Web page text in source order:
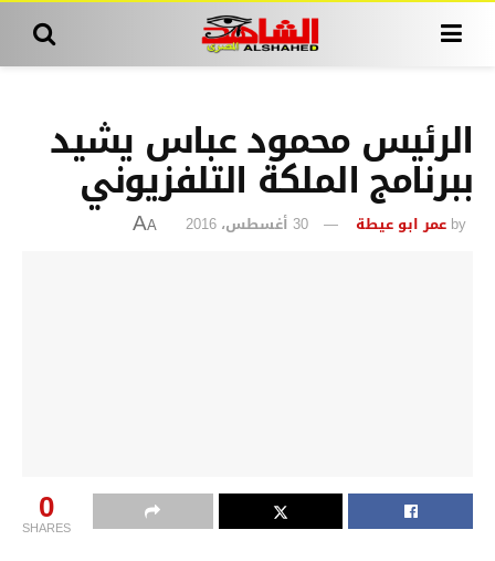
الرئيس محمود عباس يشيد
ببرنامج الملكة التلفزيوني
by عمر ابو عيطة 30 أغسطس، 2016 A
A
0
SHARES